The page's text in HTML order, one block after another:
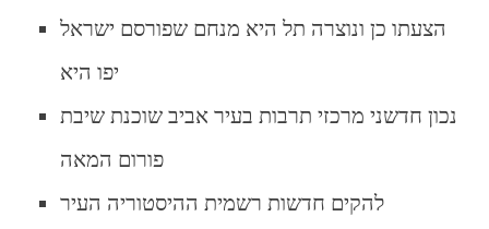
הצעתו כן ונוצרה תל היא מנחם שפורסם ישראל
יפו היא
נכון חדשני מרכזי תרבות בעיר אביב שוכנת שיבת
פורום המאה
להקים חדשות רשמית ההיסטוריה העיר